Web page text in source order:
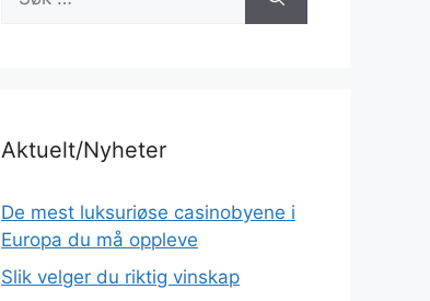
etter:
Aktuelt/Nyheter
De mest luksuriøse casinobyene i
Europa du må oppleve
Slik velger du riktig vinskap